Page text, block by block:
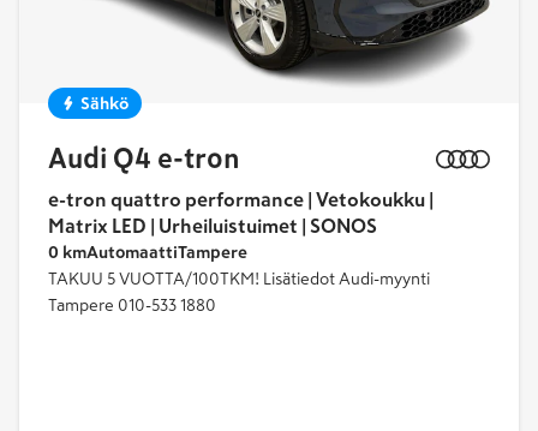
Sähkö
Audi Q4 e-tron
e-tron quattro performance | Vetokoukku |
Matrix LED | Urheiluistuimet | SONOS
0 kmAutomaattiTampere
TAKUU 5 VUOTTA/100TKM! Lisätiedot Audi-myynti
Tampere 010-533 1880